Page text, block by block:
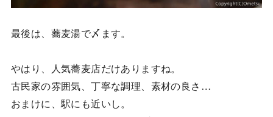
最後は、蕎麦湯で〆ます。
やはり、人気蕎麦店だけありますね。
古民家の雰囲気、丁寧な調理、素材の良さ…
おまけに、駅にも近いし。